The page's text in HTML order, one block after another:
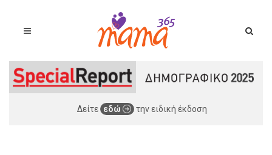
Δείτε εδώ την ειδική έκδοση